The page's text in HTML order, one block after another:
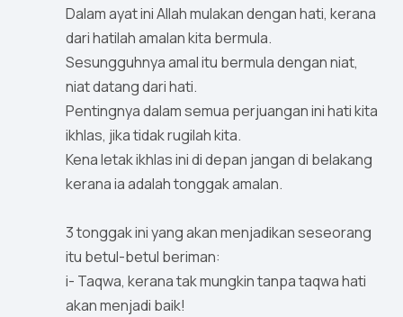
Dalam ayat ini Allah mulakan dengan hati, kerana
dari hatilah amalan kita bermula.
Sesungguhnya amal itu bermula dengan niat,
niat datang dari hati.
Pentingnya dalam semua perjuangan ini hati kita
ikhlas, jika tidak rugilah kita.
Kena letak ikhlas ini di depan jangan di belakang
kerana ia adalah tonggak amalan.
3 tonggak ini yang akan menjadikan seseorang
itu betul-betul beriman:
i- Taqwa, kerana tak mungkin tanpa taqwa hati
akan menjadi baik!